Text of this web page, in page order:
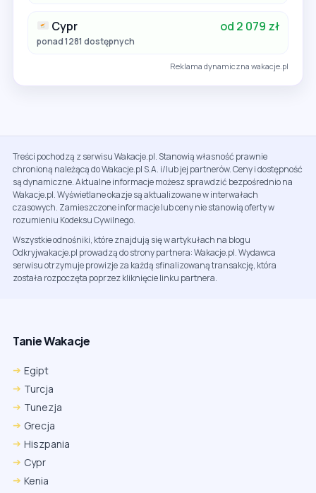
Cypr od 2 079 zł
ponad 1281 dostępnych
Reklama dynamiczna wakacje.pl
Treści pochodzą z serwisu Wakacje.pl. Stanowią własność prawnie
chronioną należącą do Wakacje.pl S.A. i/lub jej partnerów. Ceny i dostępność
są dynamiczne. Aktualne informacje możesz sprawdzić bezpośrednio na
Wakacje.pl. Wyświetlane okazje są aktualizowane w interwałach
czasowych. Zamieszczone informacje lub ceny nie stanowią oferty w
rozumieniu Kodeksu Cywilnego.
Wszystkie odnośniki, które znajdują się w artykułach na blogu
Odkryjwakacje.pl prowadzą do strony partnera: Wakacje.pl. Wydawca
serwisu otrzymuje prowizje za każdą sfinalizowaną transakcję, która
została rozpoczęta poprzez kliknięcie linku partnera.
Tanie Wakacje
Egipt
Turcja
Tunezja
Grecja
Hiszpania
Cypr
Kenia